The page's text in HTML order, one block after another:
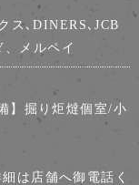
ス､DINERS､JCB
、メルペイ
】掘り炬燵個室/小
は店舗へ御電話く